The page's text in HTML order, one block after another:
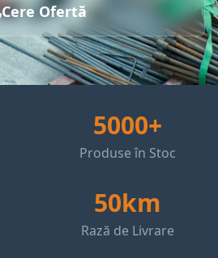
Cere Ofertă
5000+
Produse în Stoc
50km
Rază de Livrare